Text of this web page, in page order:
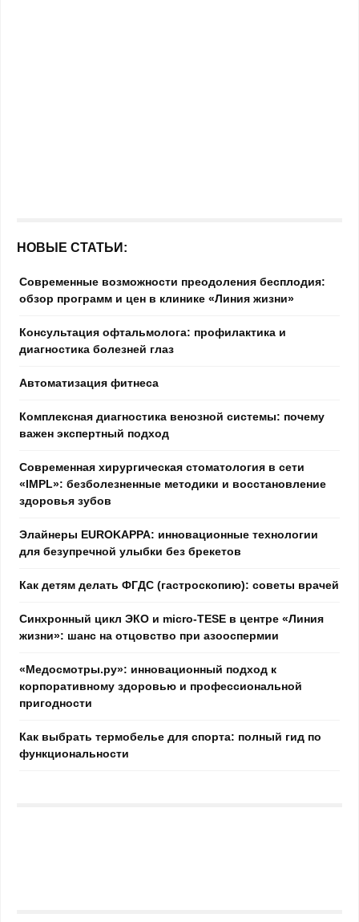
НОВЫЕ СТАТЬИ:
Современные возможности преодоления бесплодия:
обзор программ и цен в клинике «Линия жизни»
Консультация офтальмолога: профилактика и
диагностика болезней глаз
Автоматизация фитнеса
Комплексная диагностика венозной системы: почему
важен экспертный подход
Современная хирургическая стоматология в сети
«IMPL»: безболезненные методики и восстановление
здоровья зубов
Элайнеры EUROKAPPA: инновационные технологии
для безупречной улыбки без брекетов
Как детям делать ФГДС (гастроскопию): советы врачей
Синхронный цикл ЭКО и micro-TESE в центре «Линия
жизни»: шанс на отцовство при азооспермии
«Медосмотры.ру»: инновационный подход к
корпоративному здоровью и профессиональной
пригодности
Как выбрать термобелье для спорта: полный гид по
функциональности